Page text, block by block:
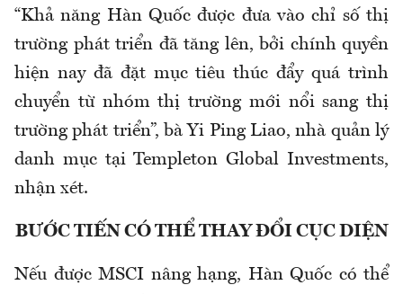
“Khả năng Hàn Quốc được đưa vào chỉ số thị
trường phát triển đã tăng lên, bởi chính quyền
hiện nay đã đặt mục tiêu thúc đẩy quá trình
chuyển từ nhóm thị trường mới nổi sang thị
trường phát triển”, bà Yi Ping Liao, nhà quản lý
danh mục tại Templeton Global Investments,
nhận xét.
BƯỚC TIẾN CÓ THỂ THAY ĐỔI CỤC DIỆN
Nếu được MSCI nâng hạng, Hàn Quốc có thể